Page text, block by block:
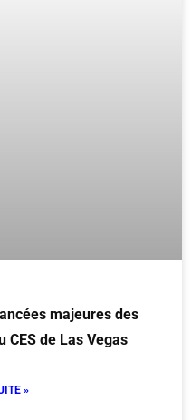
majeures des
de Las Vegas
»